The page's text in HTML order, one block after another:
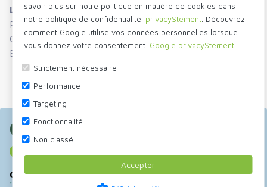
Logistique
Poids
240 gram
Code des douanes
73269060
Est également inclus dans
Prévention parasitaire
Commander maintenant
Choisir taille
savoir plus sur notre politique en matière de cookies dans
notre politique de confidentialité. privacyStement . Découvrez
comment Google utilise vos données personnelles lorsque
vous donnez votre consentement. Google privacyStement
Strictement nécessaire
Performance
Targeting
Fonctionnalité
Non classé
Accepter